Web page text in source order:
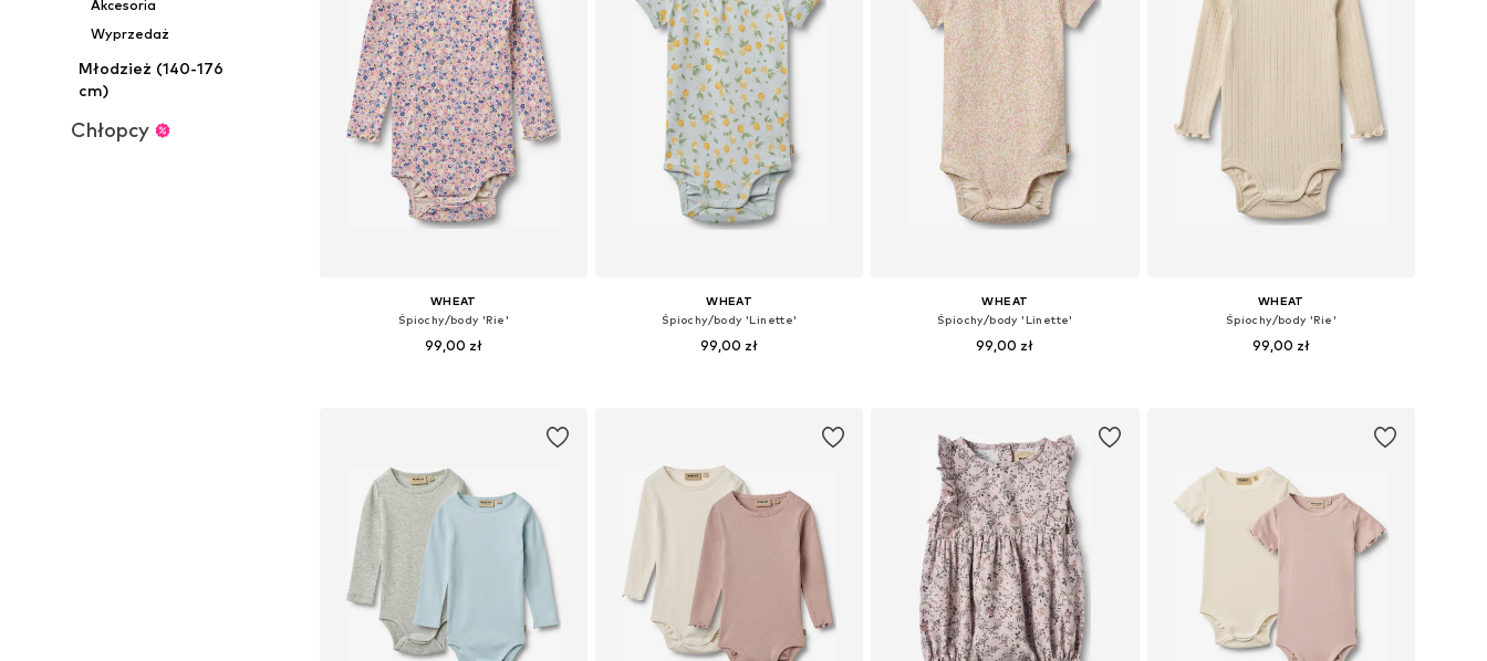
Akcesoria
Wyprzedaż
Młodzież (140-176
cm)
Chłopcy
WHEAT
Śpiochy/body 'Rie'
99,00 zł
WHEAT
Śpiochy/body 'Linette'
99,00 zł
WHEAT
Śpiochy/body 'Linette'
99,00 zł
WHEAT
Śpiochy/body 'Rie'
99,00 zł